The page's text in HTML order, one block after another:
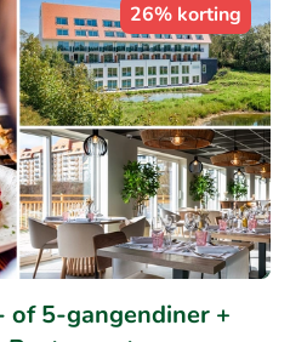
26% korting
of 5-gangendiner +